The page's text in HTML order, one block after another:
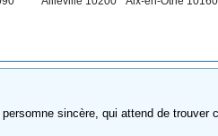
sincère, qui attend de trouver